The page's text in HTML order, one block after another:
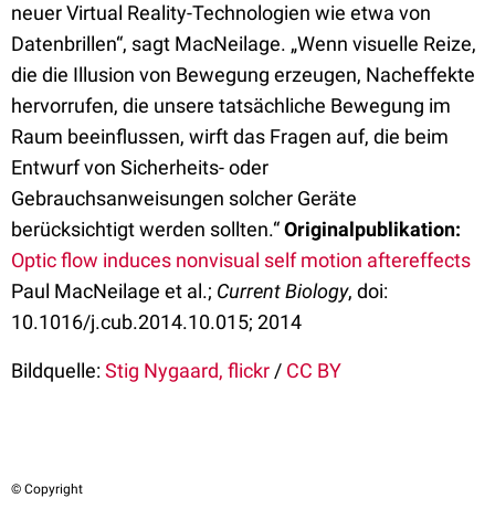
neuer Virtual Reality-Technologien wie etwa von
Datenbrillen“, sagt MacNeilage. „Wenn visuelle Reize,
die die Illusion von Bewegung erzeugen, Nacheffekte
hervorrufen, die unsere tatsächliche Bewegung im
Raum beeinflussen, wirft das Fragen auf, die beim
Entwurf von Sicherheits- oder
Gebrauchsanweisungen solcher Geräte
berücksichtigt werden sollten.“Originalpublikation:
Optic flow induces nonvisual self motion aftereffects
Paul MacNeilage et al.; Current Biology, doi:
10.1016/j.cub.2014.10.015; 2014
Bildquelle:Stig Nygaard, flickr / CC BY
© Copyright